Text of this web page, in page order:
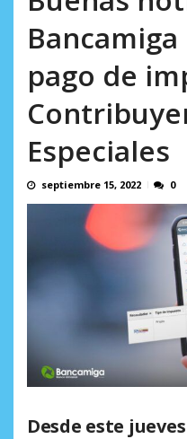
pago de
Especiales
septiembre 15, 2022 0
Desde este